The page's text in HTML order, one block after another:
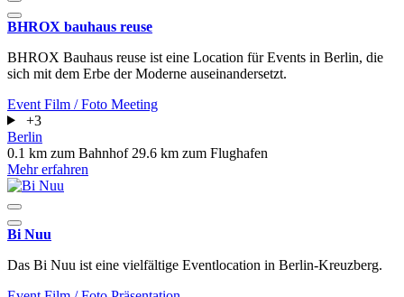
BHROX bauhaus reuse
BHROX Bauhaus reuse ist eine Location für Events in Berlin, die
sich mit dem Erbe der Moderne auseinandersetzt.
Event Film / Foto Meeting
+3
Berlin
0.1 km zum Bahnhof 29.6 km zum Flughafen
Mehr erfahren
Bi Nuu
Das Bi Nuu ist eine vielfältige Eventlocation in Berlin-Kreuzberg.